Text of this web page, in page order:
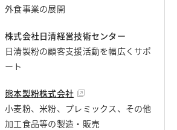
外食事業の展開
株式会社日清経営技術センター
日清製粉の顧客支援活動を幅広くサポ
ート
熊本製粉株式会社
小麦粉、米粉、プレミックス、その他
加工食品等の製造・販売